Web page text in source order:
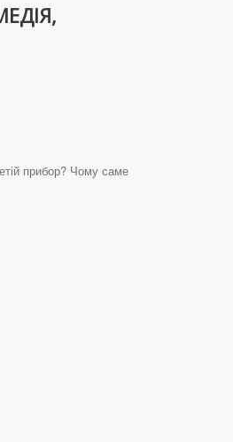
прибор? Чому саме